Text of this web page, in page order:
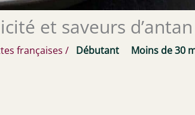
et saveurs d’antan
françaises / Débutant Moins de 30